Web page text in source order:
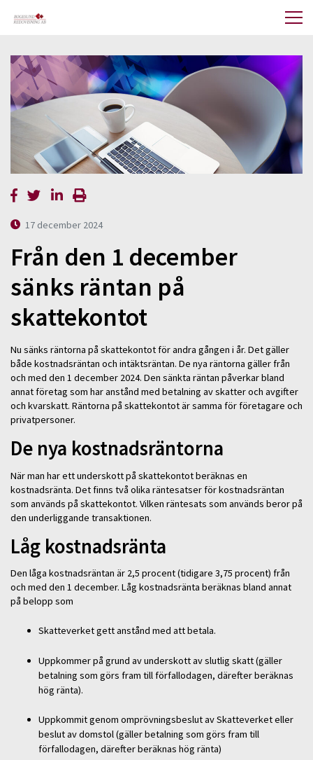
17 december 2024
Från den 1 december
sänks räntan på
skattekontot
Nu sänks räntorna på skattekontot för andra gången i år. Det gäller
både kostnadsräntan och intäktsräntan. De nya räntorna gäller från
och med den 1 december 2024. Den sänkta räntan påverkar bland
annat företag som har anstånd med betalning av skatter och avgifter
och kvarskatt. Räntorna på skattekontot är samma för företagare och
privatpersoner.
De nya kostnadsräntorna
När man har ett underskott på skattekontot beräknas en
kostnadsränta. Det finns två olika räntesatser för kostnadsräntan
som används på skattekontot. Vilken räntesats som används beror på
den underliggande transaktionen.
Låg kostnadsränta
Den låga kostnadsräntan är 2,5 procent (tidigare 3,75 procent) från
och med den 1 december. Låg kostnadsränta beräknas bland annat
på belopp som
Skatteverket gett anstånd med att betala.
Uppkommer på grund av underskott av slutlig skatt (gäller
betalning som görs fram till förfallodagen, därefter beräknas
hög ränta).
Uppkommit genom omprövningsbeslut av Skatteverket eller
beslut av domstol (gäller betalning som görs fram till
förfallodagen, därefter beräknas hög ränta)